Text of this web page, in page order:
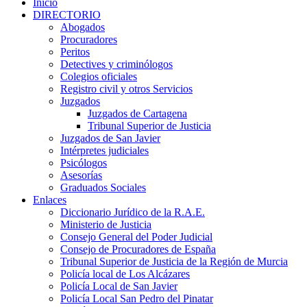
Inicio
DIRECTORIO
Abogados
Procuradores
Peritos
Detectives y criminólogos
Colegios oficiales
Registro civil y otros Servicios
Juzgados
Juzgados de Cartagena
Tribunal Superior de Justicia
Juzgados de San Javier
Intérpretes judiciales
Psicólogos
Asesorías
Graduados Sociales
Enlaces
Diccionario Jurídico de la R.A.E.
Ministerio de Justicia
Consejo General del Poder Judicial
Consejo de Procuradores de España
Tribunal Superior de Justicia de la Región de Murcia
Policía local de Los Alcázares
Policía Local de San Javier
Policía Local San Pedro del Pinatar